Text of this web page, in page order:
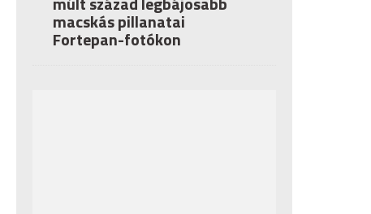
macskás pillanatai
Fortepan-fotókon